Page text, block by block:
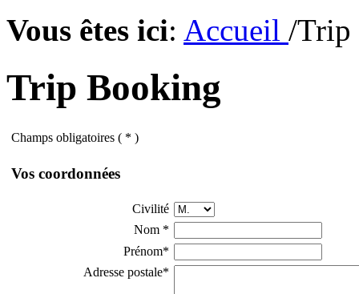
Vous êtes ici: Accueil /Trip
Trip Booking
Champs obligatoires ( * )
Vos coordonnées
Civilité
Nom *
Prénom*
Adresse postale*